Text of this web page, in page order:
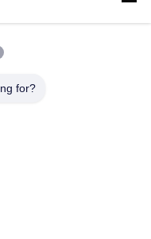
Με Εμάς
Έλεγχος
for?